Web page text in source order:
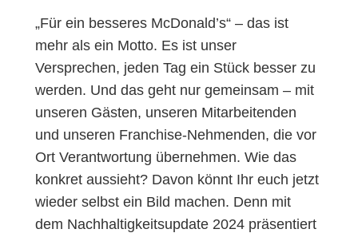
„Für ein besseres McDonald’s“ – das ist
mehr als ein Motto. Es ist unser
Versprechen, jeden Tag ein Stück besser zu
werden. Und das geht nur gemeinsam – mit
unseren Gästen, unseren Mitarbeitenden
und unseren Franchise-Nehmenden, die vor
Ort Verantwortung übernehmen. Wie das
konkret aussieht? Davon könnt Ihr euch jetzt
wieder selbst ein Bild machen. Denn mit
dem Nachhaltigkeitsupdate 2024 präsentiert